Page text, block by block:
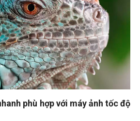
phù hợp với máy ảnh tốc độ